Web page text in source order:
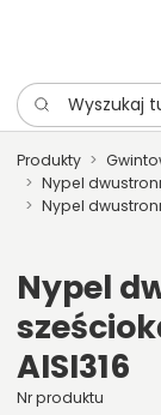
Wyszukaj tutaj
Produkty
Nypel
Nypel
Nypel
AISI316
Nr produktu